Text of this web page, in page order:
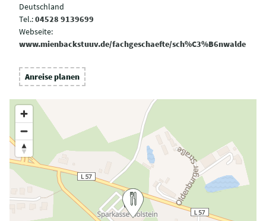
Deutschland
Tel.:04528 9139699
Webseite:
www.mienbackstuuv.de/fachgeschaefte/sch%C3%B6nwalde
Anreise planen